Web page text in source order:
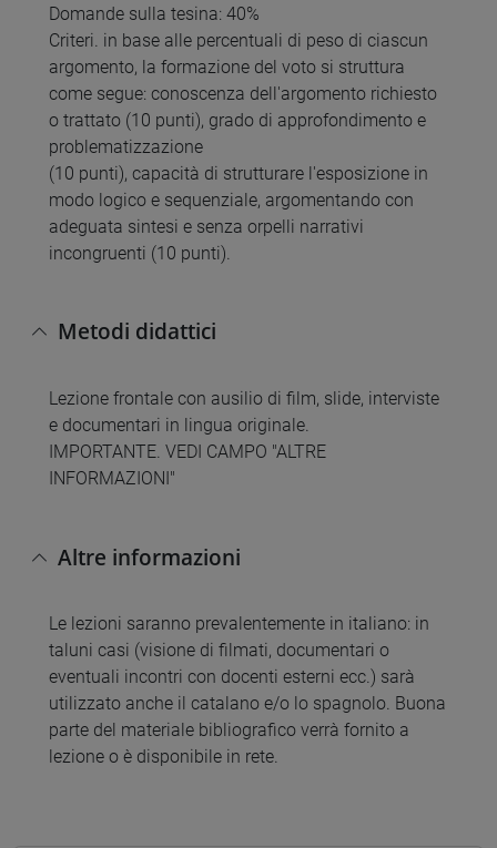
Domande sulla tesina: 40%
Criteri. in base alle percentuali di peso di ciascun
argomento, la formazione del voto si struttura
come segue: conoscenza dell'argomento richiesto
o trattato (10 punti), grado di approfondimento e
problematizzazione
(10 punti), capacità di strutturare l'esposizione in
modo logico e sequenziale, argomentando con
adeguata sintesi e senza orpelli narrativi
incongruenti (10 punti).
Metodi didattici
Lezione frontale con ausilio di film, slide, interviste
e documentari in lingua originale.
IMPORTANTE. VEDI CAMPO "ALTRE
INFORMAZIONI"
Altre informazioni
Le lezioni saranno prevalentemente in italiano: in
taluni casi (visione di filmati, documentari o
eventuali incontri con docenti esterni ecc.) sarà
utilizzato anche il catalano e/o lo spagnolo. Buona
parte del materiale bibliografico verrà fornito a
lezione o è disponibile in rete.